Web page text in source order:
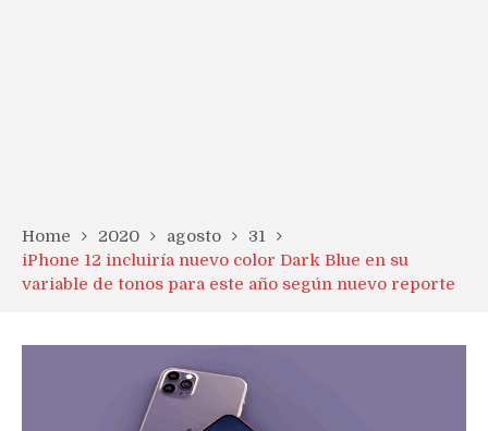
Home 2020 agosto
31
iPhone 12 incluiría nuevo color Dark Blue en su
variable de tonos para este año según nuevo reporte